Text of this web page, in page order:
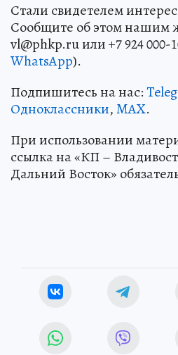
Стали свидетелем
Сообщите об этом нашим
vl@phkp.ru или +7 924 000-
WhatsApp).
Подпишитесь на нас:
Одноклассники,MAX.
При использовании
ссылка на «КП –
Дальний Восток»